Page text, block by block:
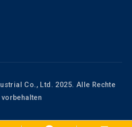
Co., Ltd. 2025. Alle Rechte
vorbehalten